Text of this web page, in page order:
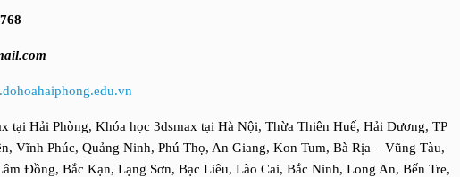
tại Hải Phòng, Khóa học 3dsmax tại Hà Nội, Thừa Thiên Huế, Hải Dương, TP
Vĩnh Phúc, Quảng Ninh, Phú Thọ, An Giang, Kon Tum, Bà Rịa – Vũng Tàu,
Đồng, Bắc Kạn, Lạng Sơn, Bạc Liêu, Lào Cai, Bắc Ninh, Long An, Bến Tre,